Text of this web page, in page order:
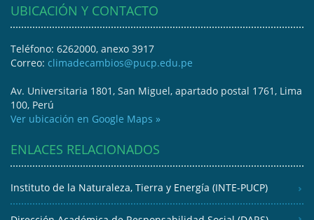
UBICACIÓN Y CONTACTO
Teléfono: 6262000, anexo 3917
Correo: climadecambios@pucp.edu.pe
Av. Universitaria 1801, San Miguel, apartado postal 1761, Lima
100, Perú
Ver ubicación en Google Maps »
ENLACES RELACIONADOS
Instituto de la Naturaleza, Tierra y Energía (INTE-PUCP)